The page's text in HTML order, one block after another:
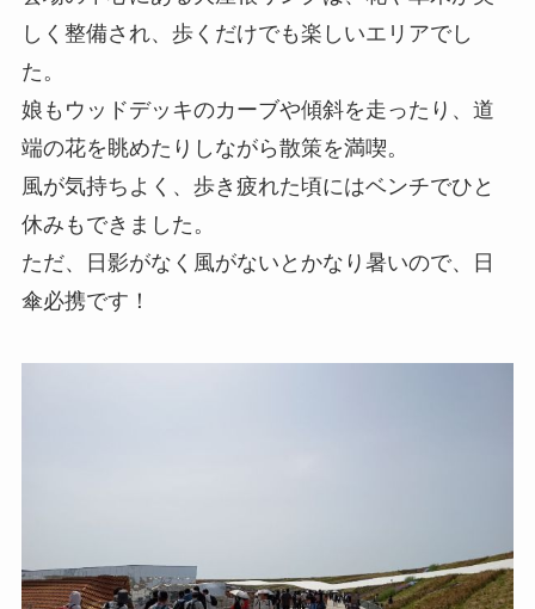
しく整備され、歩くだけでも楽しいエリアでし
た。
娘もウッドデッキのカーブや傾斜を走ったり、道
端の花を眺めたりしながら散策を満喫。
風が気持ちよく、歩き疲れた頃にはベンチでひと
休みもできました。
ただ、日影がなく風がないとかなり暑いので、日
傘必携です！